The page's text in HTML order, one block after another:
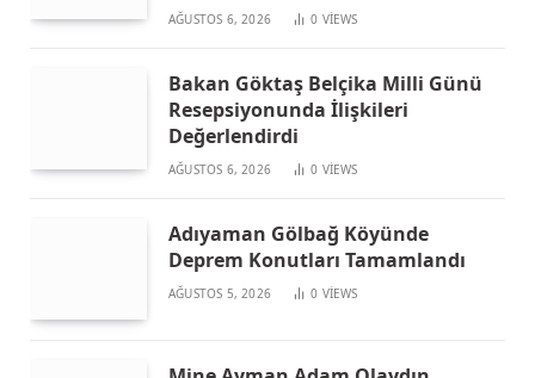
AĞUSTOS 6, 2026 0 VIEWS
Bakan Göktaş Belçika Milli Günü
Resepsiyonunda İlişkileri
Değerlendirdi
AĞUSTOS 6, 2026 0 VIEWS
Adıyaman Gölbağ Köyünde
Deprem Konutları Tamamlandı
AĞUSTOS 5, 2026 0 VIEWS